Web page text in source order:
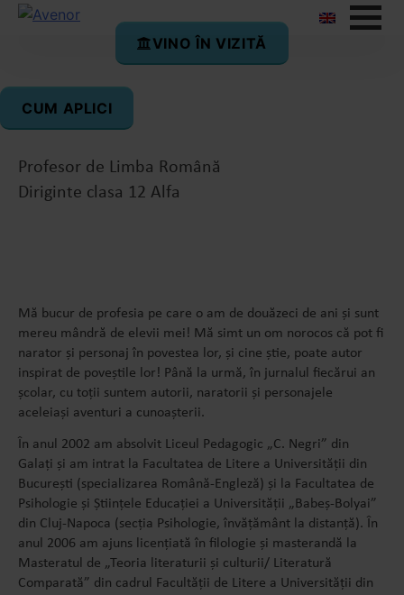
Dr. Mihaela Stancu
Profesor de Limba Română
Diriginte clasa 12 Alfa
Mă bucur de profesia pe care o am de douăzeci de ani și sunt
mereu mândră de elevii mei! Mă simt un om norocos că pot fi
narator și personaj în povestea lor, și cine știe, poate autor
inspirat de poveștile lor! Până la urmă, în jurnalul fiecărui an
școlar, cu toții suntem autorii, naratorii și personajele
aceleiași aventuri a cunoașterii.
În anul 2002 am absolvit Liceul Pedagogic „C. Negri” din
Galați și am intrat la Facultatea de Litere a Universității din
București (specializarea Română-Engleză) și la Facultatea de
Psihologie și Științele Educației a Universității „Babeș-Bolyai”
din Cluj-Napoca (secția Psihologie, învățământ la distanță). În
anul 2006 am ajuns licențiată în filologie și masterandă la
Masteratul de „Teoria literaturii și culturii/ Literatură
Comparată” din cadrul Facultății de Litere a Universității din
VINO ÎN VIZITĂ
CUM APLICI